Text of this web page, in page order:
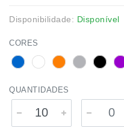
Disponibilidade: Disponível
CORES
QUANTIDADES